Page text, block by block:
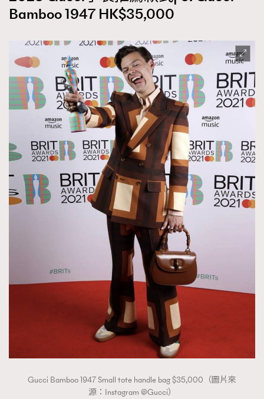
Bamboo 1947 HK$35,000
Gucci Bamboo 1947 Small tote handle bag $35,000（圖片來
源：Instagram @Gucci）